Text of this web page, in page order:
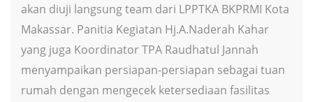
akan diuji langsung team dari LPPTKA BKPRMI Kota
Makassar. Panitia Kegiatan Hj.A.Naderah Kahar
yang juga Koordinator TPA Raudhatul Jannah
menyampaikan persiapan-persiapan sebagai tuan
rumah dengan mengecek ketersediaan fasilitas